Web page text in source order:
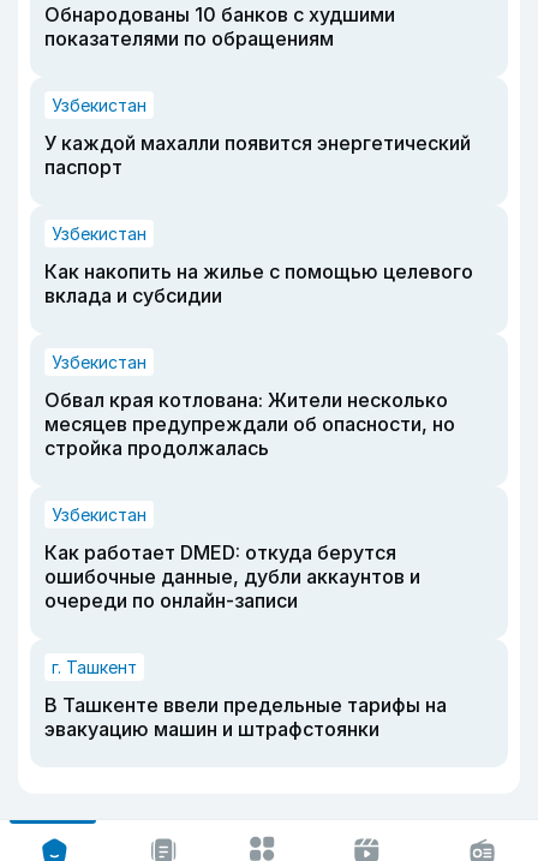
Обнародованы 10 банков с худшими
показателями по обращениям
Узбекистан
У каждой махалли появится энергетический
паспорт
Узбекистан
Как накопить на жилье с помощью целевого
вклада и субсидии
Узбекистан
Обвал края котлована: Жители несколько
месяцев предупреждали об опасности, но
стройка продолжалась
Узбекистан
Как работает DMED: откуда берутся
ошибочные данные, дубли аккаунтов и
очереди по онлайн-записи
г. Ташкент
В Ташкенте ввели предельные тарифы на
эвакуацию машин и штрафстоянки